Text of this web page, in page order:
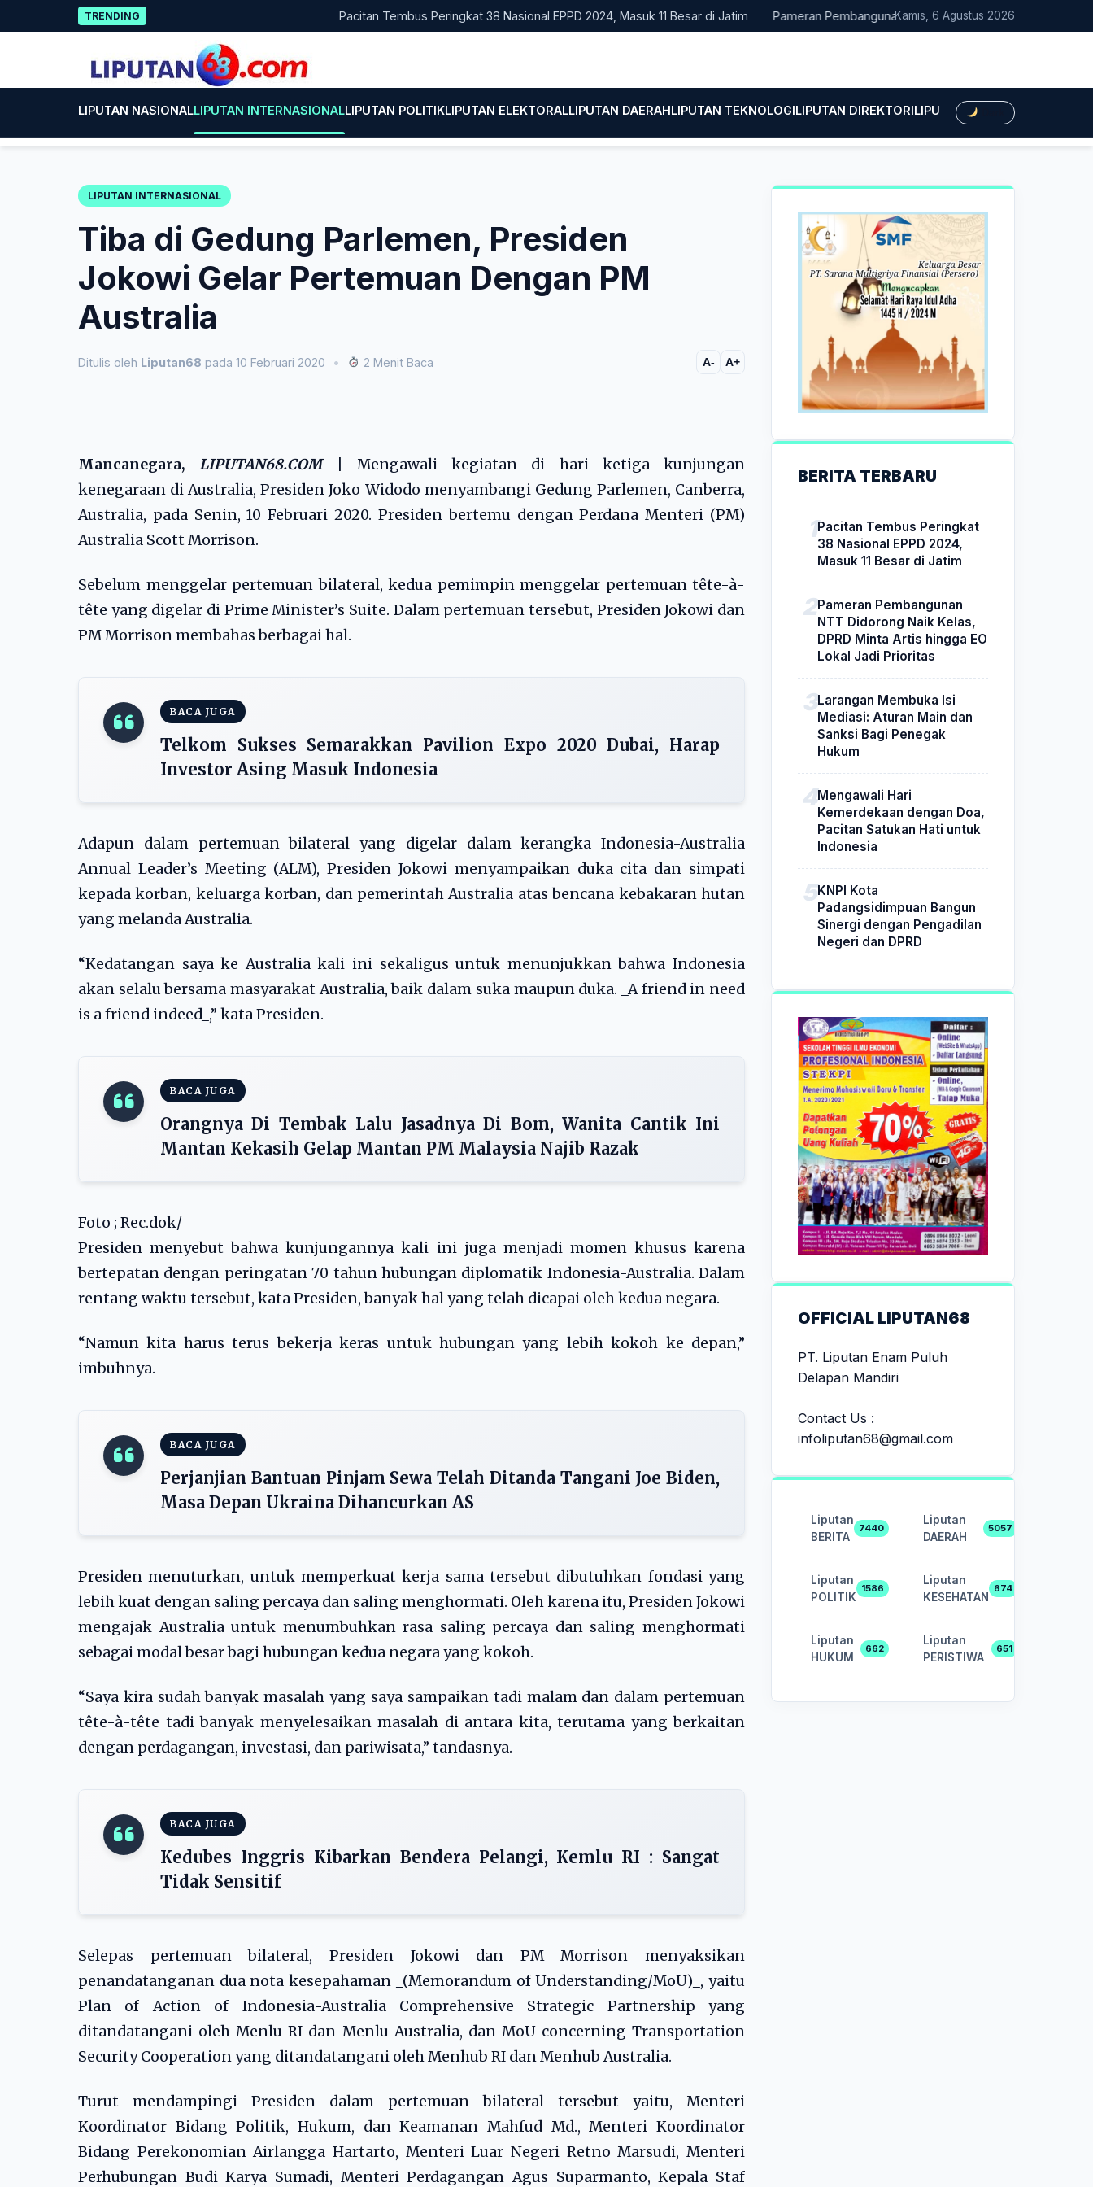
to
TRENDING Pacitan Tembus Peringkat 38 Nasional EPPD 2024, Masuk 11 Besar di Jatim Pameran Pembangunan NTT Didorong Naik Kelas, DPRD Minta
Kamis, 6 Agustus 2026
LIPUTAN NASIONALLIPUTAN INTERNASIONALLIPUTAN POLITIKLIPUTAN ELEKTORALLIPUTAN DAERAHLIPUTAN TEKNOLOGILIPUTAN DIREKTORILIPUTAN HUKUMLIPUTAN
LIPUTAN INTERNASIONAL
Tiba di Gedung Parlemen, Presiden
Jokowi Gelar Pertemuan Dengan PM
Australia
Ditulis oleh Liputan68 pada 10 Februari 2020 • 2 Menit Baca A- A+
Mancanegara,LIPUTAN68.COM|
Mengawali kegiatan di hari ketiga kunjungan
kenegaraan di Australia, Presiden Joko Widodo menyambangi Gedung Parlemen, Canberra,
Australia, pada Senin, 10 Februari 2020. Presiden bertemu dengan Perdana Menteri (PM)
Australia Scott Morrison.
Sebelum menggelar pertemuan bilateral, kedua pemimpin menggelar pertemuan tête-à-
tête yang digelar di Prime Minister’s Suite. Dalam pertemuan tersebut, Presiden Jokowi dan
PM Morrison membahas berbagai hal.
BACA JUGA
Telkom Sukses Semarakkan Pavilion Expo 2020 Dubai, Harap
Investor Asing Masuk Indonesia
Adapun dalam pertemuan bilateral yang digelar dalam kerangka Indonesia-Australia
Annual Leader’s Meeting (ALM), Presiden Jokowi menyampaikan duka cita dan simpati
kepada korban, keluarga korban, dan pemerintah Australia atas bencana kebakaran hutan
yang melanda Australia.
“Kedatangan saya ke Australia kali ini sekaligus untuk menunjukkan bahwa Indonesia
akan selalu bersama masyarakat Australia, baik dalam suka maupun duka. _A friend in need
is a friend indeed_,” kata Presiden.
BACA JUGA
Orangnya Di Tembak Lalu Jasadnya Di Bom, Wanita Cantik Ini
Mantan Kekasih Gelap Mantan PM Malaysia Najib Razak
Foto ; Rec.dok/
Presiden menyebut bahwa kunjungannya kali ini juga menjadi momen khusus karena
bertepatan dengan peringatan 70 tahun hubungan diplomatik Indonesia-Australia. Dalam
rentang waktu tersebut, kata Presiden, banyak hal yang telah dicapai oleh kedua negara.
“Namun kita harus terus bekerja keras untuk hubungan yang lebih kokoh ke depan,”
imbuhnya.
BACA JUGA
Perjanjian Bantuan Pinjam Sewa Telah Ditanda Tangani Joe Biden,
Masa Depan Ukraina Dihancurkan AS
Presiden menuturkan, untuk memperkuat kerja sama tersebut dibutuhkan fondasi yang
lebih kuat dengan saling percaya dan saling menghormati. Oleh karena itu, Presiden Jokowi
mengajak Australia untuk menumbuhkan rasa saling percaya dan saling menghormati
sebagai modal besar bagi hubungan kedua negara yang kokoh.
“Saya kira sudah banyak masalah yang saya sampaikan tadi malam dan dalam pertemuan
tête-à-tête tadi banyak menyelesaikan masalah di antara kita, terutama yang berkaitan
dengan perdagangan, investasi, dan pariwisata,” tandasnya.
BACA JUGA
Kedubes Inggris Kibarkan Bendera Pelangi, Kemlu RI : Sangat
Tidak Sensitif
Selepas pertemuan bilateral, Presiden Jokowi dan PM Morrison menyaksikan
penandatanganan dua nota kesepahaman _(Memorandum of Understanding/MoU)_, yaitu
Plan of Action of Indonesia-Australia Comprehensive Strategic Partnership yang
ditandatangani oleh Menlu RI dan Menlu Australia, dan MoU concerning Transportation
Security Cooperation yang ditandatangani oleh Menhub RI dan Menhub Australia.
Turut mendampingi Presiden dalam pertemuan bilateral tersebut yaitu, Menteri
Koordinator Bidang Politik, Hukum, dan Keamanan Mahfud Md., Menteri Koordinator
Bidang Perekonomian Airlangga Hartarto, Menteri Luar Negeri Retno Marsudi, Menteri
Perhubungan Budi Karya Sumadi, Menteri Perdagangan Agus Suparmanto, Kepala Staf
BERITA TERBARU
Pacitan Tembus Peringkat
38 Nasional EPPD 2024,
Masuk 11 Besar di Jatim
Pameran Pembangunan
NTT Didorong Naik Kelas,
DPRD Minta Artis hingga EO
Lokal Jadi Prioritas
Larangan Membuka Isi
Mediasi: Aturan Main dan
Sanksi Bagi Penegak
Hukum
Mengawali Hari
Kemerdekaan dengan Doa,
Pacitan Satukan Hati untuk
Indonesia
KNPI Kota
Padangsidimpuan Bangun
Sinergi dengan Pengadilan
Negeri dan DPRD
OFFICIAL LIPUTAN68
PT. Liputan Enam Puluh
Delapan Mandiri
Contact Us :
infoliputan68@gmail.com
Liputan
BERITA
7440
Liputan
DAERAH
5057
Liputan
POLITIK
1586
Liputan
KESEHATAN
674
Liputan
HUKUM
662
Liputan
PERISTIWA
651